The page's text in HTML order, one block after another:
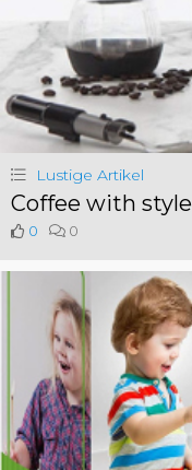
Lustige Artikel
Coffee with style
0 0